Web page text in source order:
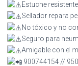
Estuche
Sellador repara
No tóxico y no
Seguro para
Amigable con el
900744154 //